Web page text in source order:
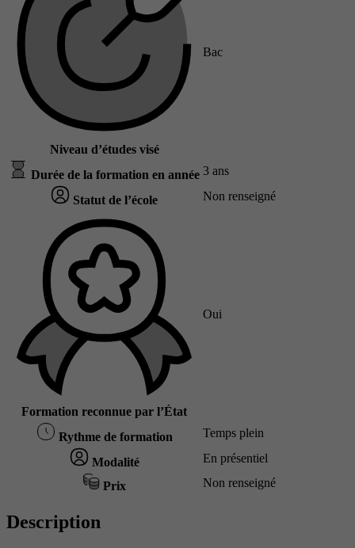
Niveau d’études visé
Bac
Durée de la formation en année 3 ans
Statut de l’école Non renseigné
Formation reconnue par l’État
Oui
Rythme de formation Temps plein
Modalité En présentiel
Prix Non renseigné
Description